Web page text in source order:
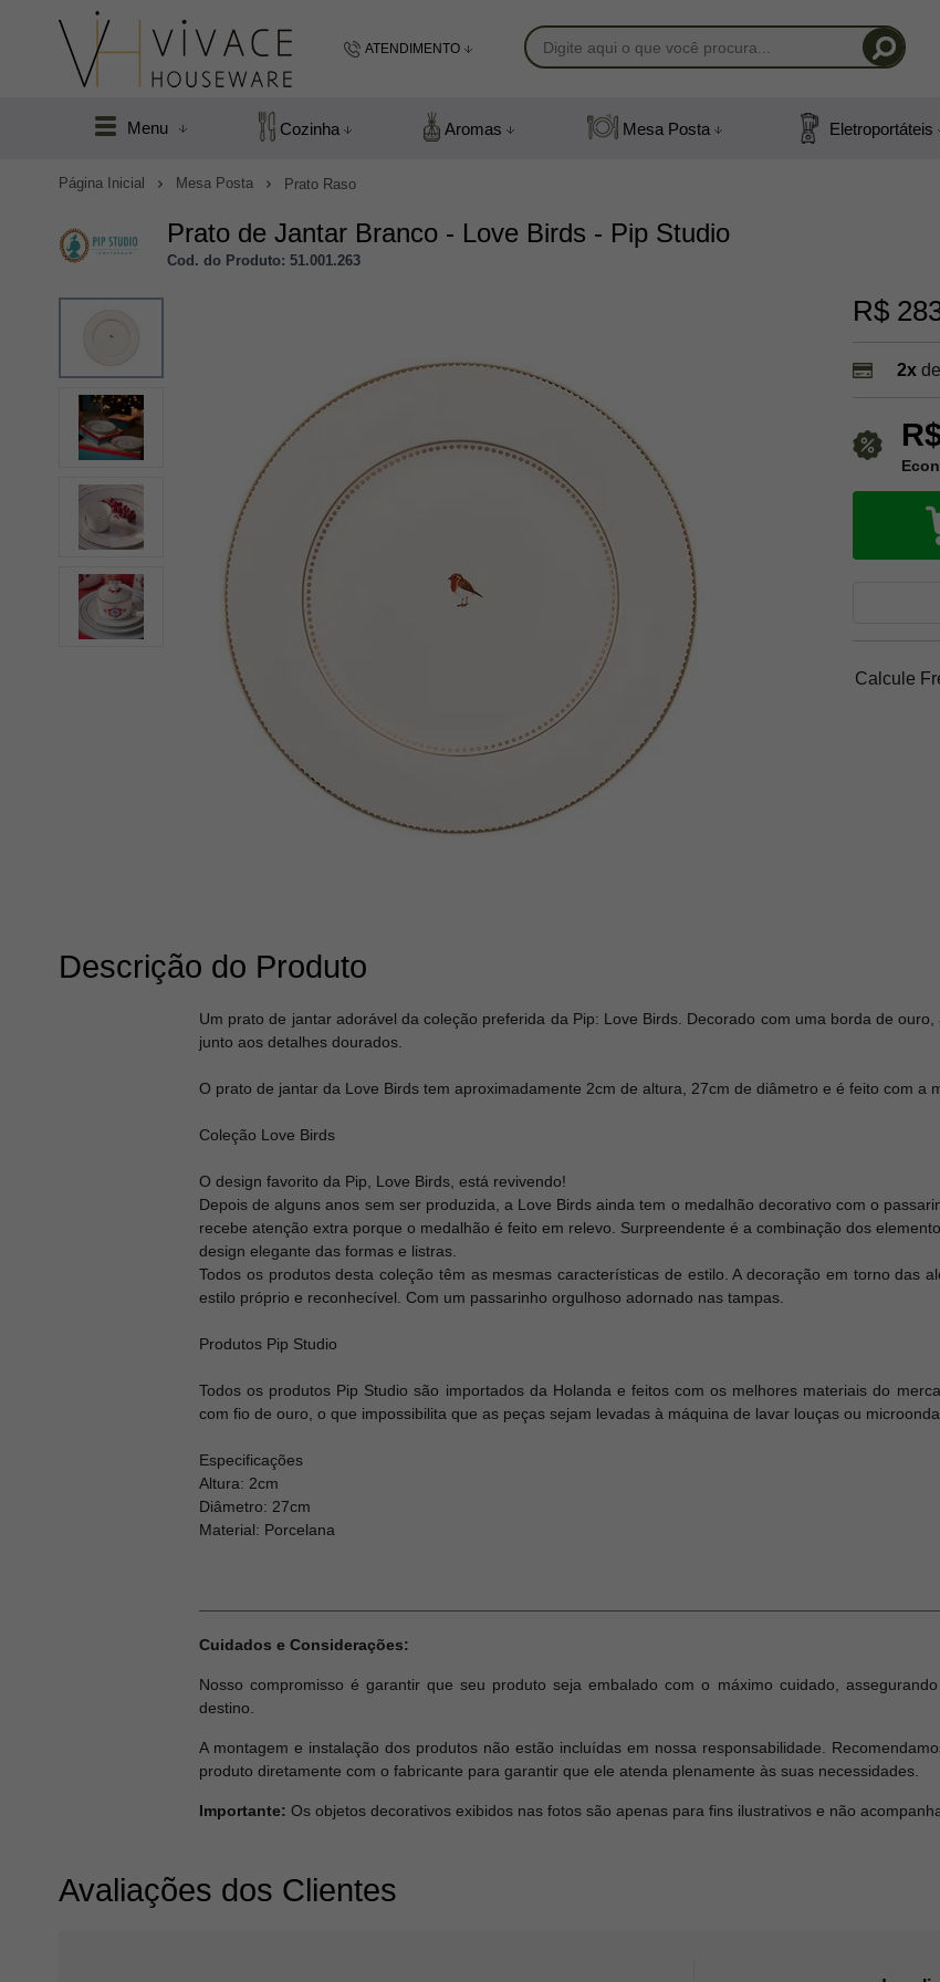
ATENDIMENTO
(48) 991831408
Menu Cozinha Aromas Mesa Posta Eletroportáteis
Página Inicial Mesa Posta Prato Raso
Prato de Jantar Branco - Love Birds - Pip Studio
Cod. do Produto: 51.001.263
R$
2x de
Calcule
Descrição do Produto
Um prato de jantar adorável da coleção preferida da Pip: Love Birds. Decorado com uma borda de
junto aos detalhes dourados.
O prato de jantar da Love Birds tem aproximadamente 2cm de altura, 27cm de diâmetro e é feito com a
Coleção Love Birds
O design favorito da Pip, Love Birds, está revivendo!
Depois de alguns anos sem ser produzida, a Love Birds ainda tem o medalhão decorativo com o
recebe atenção extra porque o medalhão é feito em relevo. Surpreendente é a combinação dos
design elegante das formas e listras.
Todos os produtos desta coleção têm as mesmas características de estilo. A decoração em torno das
estilo próprio e reconhecível. Com um passarinho orgulhoso adornado nas tampas.
Produtos Pip Studio
Todos os produtos Pip Studio são importados da Holanda e feitos com os melhores materiais do
com fio de ouro, o que impossibilita que as peças sejam levadas à máquina de lavar louças ou
Especificações
Altura: 2cm
Diâmetro: 27cm
Material: Porcelana
Cuidados e Considerações:
Nosso compromisso é garantir que seu produto seja embalado com o máximo cuidado,
destino.
A montagem e instalação dos produtos não estão incluídas em nossa responsabilidade.
produto diretamente com o fabricante para garantir que ele atenda plenamente às suas necessidades.
Importante: Os objetos decorativos exibidos nas fotos são apenas para fins ilustrativos e não
Avaliações dos Clientes